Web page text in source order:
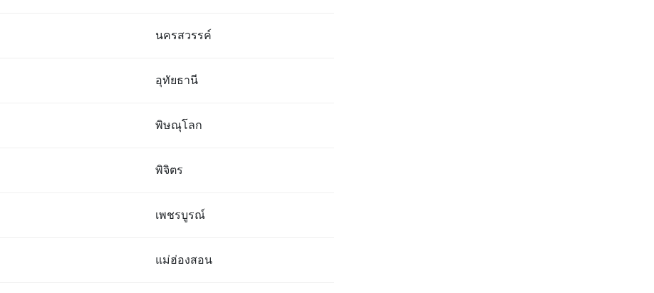
นครสวรรค์
อุทัยธานี
พิษณุโลก
พิจิตร
เพชรบูรณ์
แม่ฮ่องสอน